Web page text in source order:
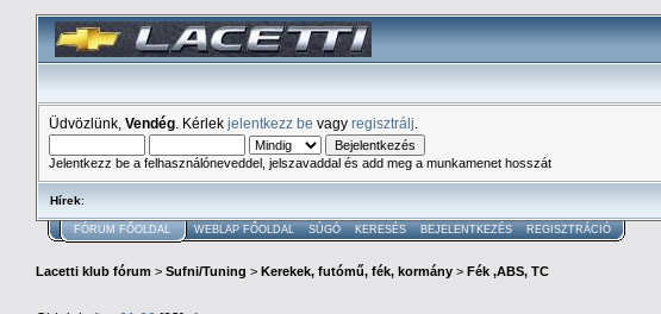
Üdvözlünk, Vendég . Kérlek jelentkezz be vagy regisztrálj
Jelentkezz be a felhasználóneveddel, jelszavaddal és add meg a munkamenet hosszát
Hírek:
FÓRUM FŐOLDAL WEBLAP FŐOLDAL SÚGÓ KERESÉS BEJELENTKEZÉS REGISZTRÁCIÓ
Lacetti klub fórum > Sufni/Tuning > Kerekek, futómű, fék, kormány > Fék ,ABS, TC